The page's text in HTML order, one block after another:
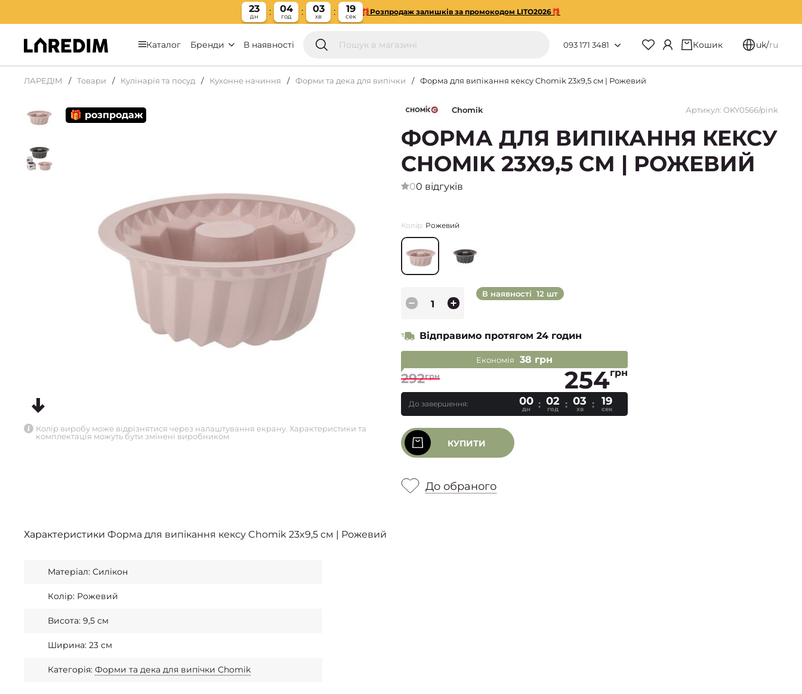
23
дн
04
год
03
хв
18
сек
🎁Розпродаж залишків за промокодом LITO2026🎁
Каталог Бренди В наявності 093 171 3481 Кошик uk/ru
ЛАРЕДІМ Товари Кулінарія та посуд Кухонне начиння Форми та дека для випічки Форма для випікання кексу Chomik 23x9,5 см | Рожевий
🎁 розпродаж
Колір виробу може відрізнятися через налаштування екрану. Характеристики та
комплектація можуть бути змінені виробником
Chomik Артикул: OKY0566/pink
ФОРМА ДЛЯ ВИПІКАННЯ КЕКСУ
CHOMIK 23X9,5 СМ | РОЖЕВИЙ
00 відгуків
Колір: Рожевий
В наявності 12 шт
Відправимо протягом 24 годин
Економія 38 грн
292грн 254грн
До завершення: 00
дн
02
год
03
хв
18
сек
КУПИТИ
До обраного
Характеристики Форма для випікання кексу Chomik 23x9,5 см | Рожевий
Матеріал: Силікон
Колір: Рожевий
Висота: 9,5 см
Ширина: 23 см
Категорія: Форми та дека для випічки Chomik